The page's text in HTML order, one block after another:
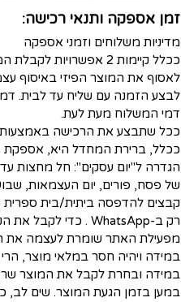
זמן אספקה ותנאי רכישה:
מדיניות משלוחים וזמני אספקה
ככלל קיימות 2 אפשרויות לקבלת המוצר/ים הפיזיים המבוקש/ים:
לאסוף את המוצר הפיזי באיסוף עצמי
דמי המשלוח מעת לעת.
ככל שתבצע את הרכישה באמצעות
ככלל, ברירת המחדל היא, אספקת המוצר
הגדרה ל"יום עסקים": חל מחצות
של פסח, פורים, יום העצמאות,
רק ב-WhatsApp . כדי לקבל את הקבצים שניתן לקבלם רק ב-WhatsApp יש לשלוח הודעה למספר: 052-8575214.
מפעילת האתר שומרת לעצמה את
במידה ויהיה חסר במלאי מוצר,
במידה ובחרת לקבל את המוצר
במען בזמן הגעת המוצר. שים לב,